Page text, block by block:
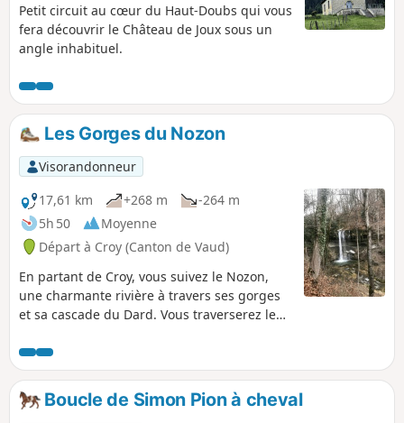
Petit circuit au cœur du Haut-Doubs qui vous
fera découvrir le Château de Joux sous un
angle inhabituel.
Les Gorges du Nozon
Visorandonneur
17,61 km
+268 m
-264 m
5h 50
Moyenne
Départ à Croy (Canton de Vaud)
En partant de Croy, vous suivez le Nozon,
une charmante rivière à travers ses gorges
et sa cascade du Dard. Vous traverserez le
vous rendre ensuite à l'ancienne abbatiale
de Romainmôtier qui fut fondée au milieu
du Ve siècle.
Boucle de Simon Pion à cheval